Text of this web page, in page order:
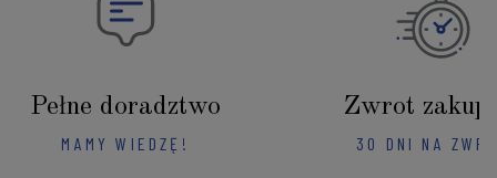
Pełne doradztwo
MAMY WIEDZĘ!
Zwrot
30 DNI NA